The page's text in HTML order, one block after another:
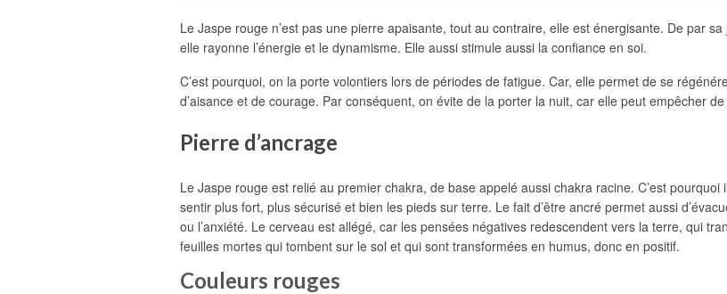
Le Jaspe rouge n’est pas une pierre apaisante, tout au contraire, elle est énergisante. De par
elle rayonne l’énergie et le dynamisme. Elle aussi stimule aussi la confiance en soi.
C’est pourquoi, on la porte volontiers lors de périodes de fatigue. Car, elle permet de se
d’aisance et de courage. Par conséquent, on évite de la porter la nuit, car elle peut empêcher
Pierre d’ancrage
Le Jaspe rouge est relié au premier chakra, de base appelé aussi chakra racine. C’est
sentir plus fort, plus sécurisé et bien les pieds sur terre. Le fait d’être ancré permet aussi
ou l’anxiété. Le cerveau est allégé, car les pensées négatives redescendent vers la terre, qui
feuilles mortes qui tombent sur le sol et qui sont transformées en humus, donc en positif.
Couleurs rouges